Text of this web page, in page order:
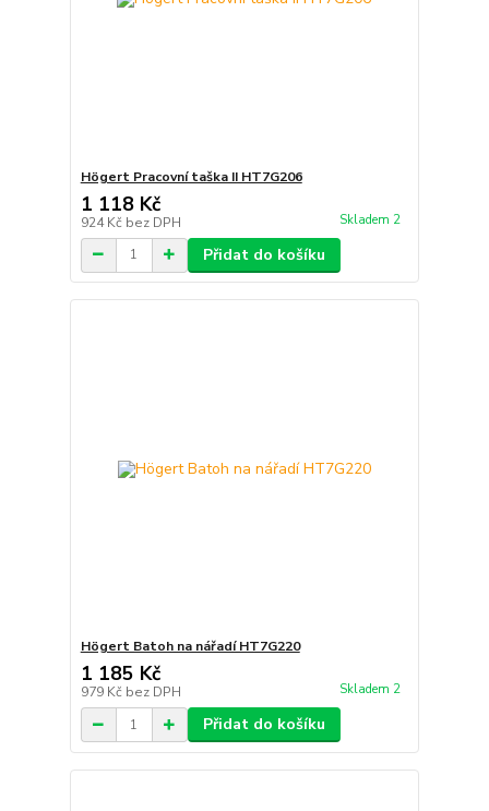
Högert Pracovní taška II HT7G206
1 118 Kč
924 Kč bez DPH Skladem 2
Přidat do košíku
Högert Batoh na nářadí HT7G220
1 185 Kč
979 Kč bez DPH Skladem 2
Přidat do košíku